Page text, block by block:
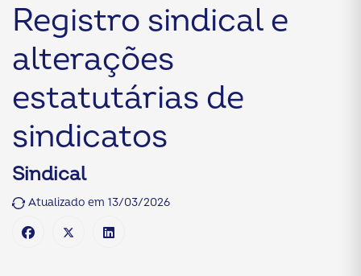
Registro sindical e
alterações
estatutárias de
sindicatos
Sindical
Atualizado em 13/03/2026